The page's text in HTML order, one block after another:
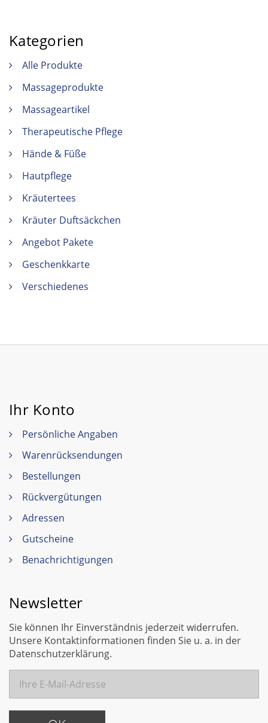
Kategorien
Alle Produkte
Massageprodukte
Massageartikel
Therapeutische Pflege
Hände & Füße
Hautpflege
Kräutertees
Kräuter Duftsäckchen
Angebot Pakete
Geschenkkarte
Verschiedenes
Ihr Konto
Persönliche Angaben
Warenrücksendungen
Bestellungen
Rückvergütungen
Adressen
Gutscheine
Benachrichtigungen
Newsletter
Sie können Ihr Einverständnis jederzeit widerrufen.
Unsere Kontaktinformationen finden Sie u. a. in der
Datenschutzerklärung.